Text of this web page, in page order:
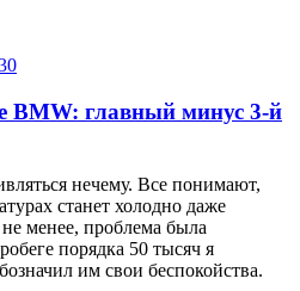
BMW: главный минус 3-й
нечему. Все понимают,
станет холодно даже
менее, проблема была
порядка 50 тысяч я
им свои беспокойства.